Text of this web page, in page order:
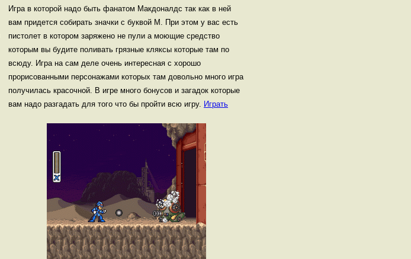
Игра в которой надо быть фанатом Макдоналдс так как в ней
вам придется собирать значки с буквой М. При этом у вас есть
пистолет в котором заряжено не пули а моющие средство
которым вы будите поливать грязные кляксы которые там по
всюду. Игра на сам деле очень интересная с хорошо
прорисованными персонажами которых там довольно много игра
получилась красочной. В игре много бонусов и загадок которые
вам надо разгадать для того что бы пройти всю игру. Играть